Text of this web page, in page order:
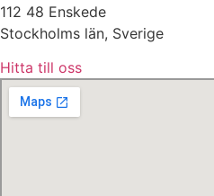
112 48 Enskede
Stockholms län, Sverige
Hitta till oss